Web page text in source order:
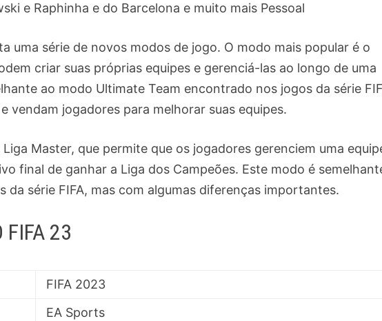
e Raphinha e do Barcelona e muito mais Pessoal
uma série de novos modos de jogo. O modo mais popular é o
criar suas próprias equipes e gerenciá-las ao longo de uma
ao modo Ultimate Team encontrado nos jogos da série
vendam jogadores para melhorar suas equipes.
Master, que permite que os jogadores gerenciem uma
final de ganhar a Liga dos Campeões. Este modo é
série FIFA, mas com algumas diferenças importantes.
FIFA 23
FIFA 2023
EA Sports